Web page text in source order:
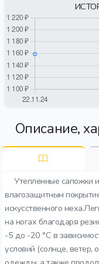
Описание,
Утепленные сапожки
влагозащитным
искусственного
на ногах благодаря
-5 до -20 °C в
условий (солнце, ветер,